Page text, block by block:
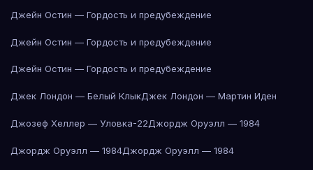
Джейн Остин — Гордость и предубеждение
Джейн Остин — Гордость и предубеждение
Джейн Остин — Гордость и предубеждение
Джек Лондон — Белый КлыкДжек Лондон — Мартин Иден
Джозеф Хеллер — Уловка-22Джордж Оруэлл — 1984
Джордж Оруэлл — 1984Джордж Оруэлл — 1984